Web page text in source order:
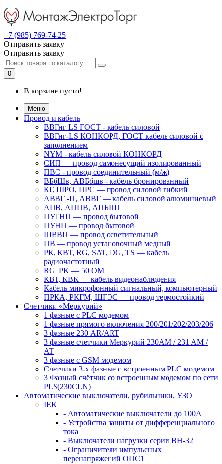
+7 (985) 769-74-25
Отправить заявку
Отправить заявку
0
В корзине пусто!
Меню
Провод и кабель
ВВГнг LS ГОСТ - кабель силовой
ВВГнг-LS КОНКОРД, ГОСТ кабель силовой с
заполнением
NYM - кабель силовой КОНКОРД
СИП ― провод самонесущий изолированный
ПВС - провод соединительный (м/ж)
ВБбШв, АВБбшв - кабель бронированный
КГ, ШРО, ПРС ― провод силовой гибкий
АВВГ -П, АВВГ ― кабель силовой алюминиевый
АПВ, АППВ, АПБПП
ПУГНП — провод бытовой
ПУНП — провод бытовой
ШВВП — провод осветительный
ПВ ― провод установочный медный
РК, КВТ, RG, SAT, DG, TS ― кабель
радиочастотный
RG, PK ― 50 ОМ
КВТ, КВК ― кабель видеонаблюдения
Кабель микрофонный сигнальный, компьютерный
ПРКА, РКГМ, ШГЭС ― провод термостойкий
Счетчики «Меркурий»
1 фазные с PLC модемом
1 фазные прямого включения 200/201/202/203/206
3 фазные 230 AR/ART
3 фазные счетчики Меркурий 230AM / 231 AM /
AT
3 фазные с GSM модемом
Счетчики 3-х фазные с встроенным PLC модемом
3 Фазный счётчик со встроенным модемом по сети
PLS(230CLN)
Автоматические выключатели, рубильники, УЗО
IEK
- Автоматические выключатели до 100A
- Устройства защиты от дифференциального
тока
- Выключатели нагрузки серии ВН-32
- Ограничители импульсных
перенапряжений ОПС1